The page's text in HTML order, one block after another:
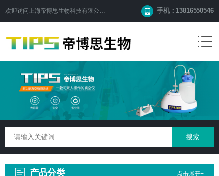
欢迎访问 上海帝博思生物科技有限公司 手机：13816550546
产品分类 点击展开+